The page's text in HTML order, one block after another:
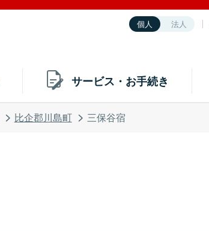
個人 法人
サービス・お手続き
比企郡川島町 三保谷宿